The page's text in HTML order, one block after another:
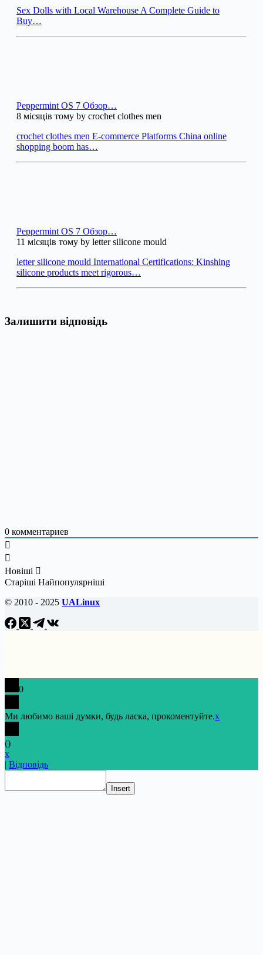
Sex Dolls with Local Warehouse A Complete Guide to
Buy…
Peppermint OS 7 Обзор…
8 місяців тому by crochet clothes men
crochet clothes men E-commerce Platforms China online
shopping boom has…
Peppermint OS 7 Обзор…
11 місяців тому by letter silicone mould
letter silicone mould International Certifications: Kinshing
silicone products meet rigorous…
Залишити відповідь
0 комментариев
Новіші
Старіші Найпопулярніші
© 2010 - 2025 UALinux
0
Ми любимо ваші думки, будь ласка, прокоментуйте.x
()
x
| Відповідь
Insert